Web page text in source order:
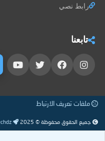
رابط نصي
تابعنا
ملفات تعريف الارتباط
جميع الحقوق محفوظة © 2025 Gsmtechdz